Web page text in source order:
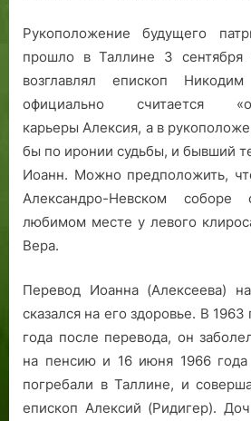
Рукоположение будущего
прошло в Таллине 3 сентября
возглавлял епископ
официально считается
карьеры Алексия, а в
бы по иронии судьбы, и бывший
Иоанн. Можно предположить,
Александро-Невском
любимом месте у левого
Вера.
Перевод Иоанна (Алексеева)
сказался на его здоровье. В
года после перевода, он
на пенсию и 16 июня 1966
погребали в Таллине, и
епископ Алексий (Ридигер).